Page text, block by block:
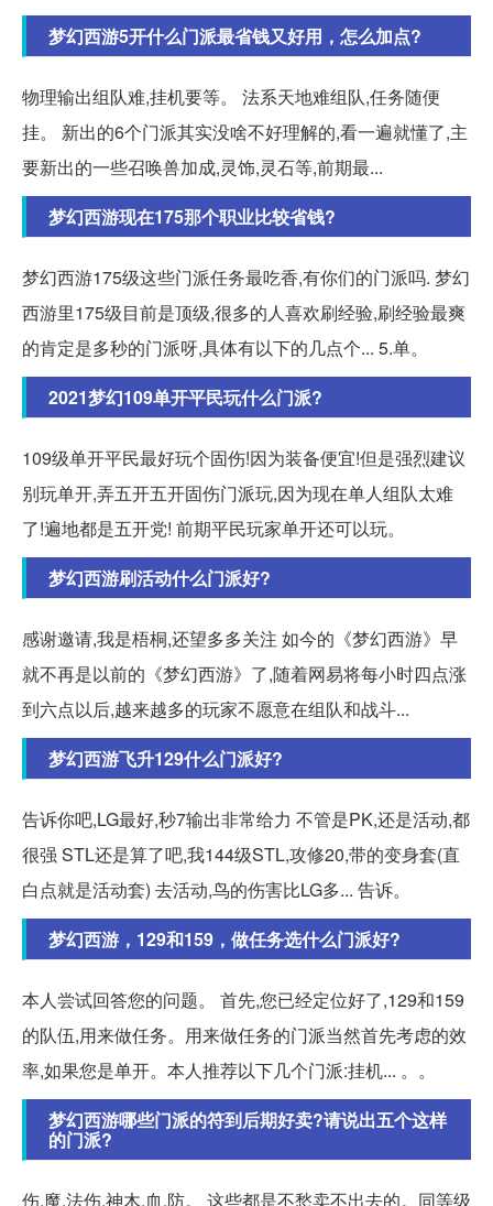
梦幻西游5开什么门派最省钱又好用，怎么加点?
物理输出组队难,挂机要等。 法系天地难组队,任务随便
挂。 新出的6个门派其实没啥不好理解的,看一遍就懂了,主
要新出的一些召唤兽加成,灵饰,灵石等,前期最...
梦幻西游现在175那个职业比较省钱?
梦幻西游175级这些门派任务最吃香,有你们的门派吗. 梦幻
西游里175级目前是顶级,很多的人喜欢刷经验,刷经验最爽
的肯定是多秒的门派呀,具体有以下的几点个... 5.单。
2021梦幻109单开平民玩什么门派?
109级单开平民最好玩个固伤!因为装备便宜!但是强烈建议
别玩单开,弄五开五开固伤门派玩,因为现在单人组队太难
了!遍地都是五开党! 前期平民玩家单开还可以玩。
梦幻西游刷活动什么门派好?
感谢邀请,我是梧桐,还望多多关注 如今的《梦幻西游》早
就不再是以前的《梦幻西游》了,随着网易将每小时四点涨
到六点以后,越来越多的玩家不愿意在组队和战斗...
梦幻西游飞升129什么门派好?
告诉你吧,LG最好,秒7输出非常给力 不管是PK,还是活动,都
很强 STL还是算了吧,我144级STL,攻修20,带的变身套(直
白点就是活动套) 去活动,鸟的伤害比LG多... 告诉。
梦幻西游，129和159，做任务选什么门派好?
本人尝试回答您的问题。 首先,您已经定位好了,129和159
的队伍,用来做任务。用来做任务的门派当然首先考虑的效
率,如果您是单开。本人推荐以下几个门派:挂机... 。。
梦幻西游哪些门派的符到后期好卖?请说出五个这样
的门派?
伤,魔,法伤,神木,血,防。 这些都是不愁卖不出去的。同等级